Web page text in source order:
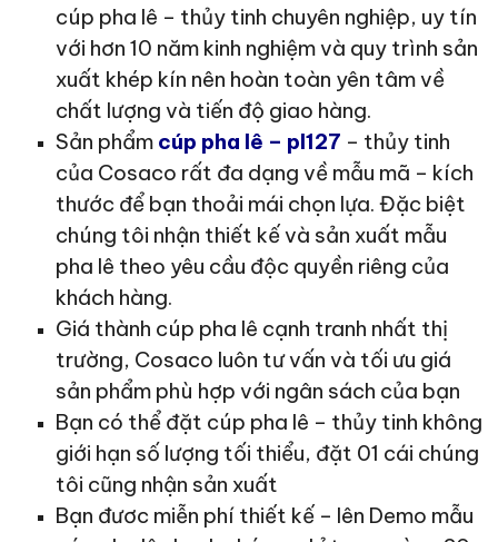
cúp pha lê – thủy tinh chuyên nghiệp, uy tín
với hơn 10 năm kinh nghiệm và quy trình sản
xuất khép kín nên hoàn toàn yên tâm về
chất lượng và tiến độ giao hàng.
Sản phẩm cúp pha lê – pl127 – thủy tinh
của Cosaco rất đa dạng về mẫu mã – kích
thước để bạn thoải mái chọn lựa. Đặc biệt
chúng tôi nhận thiết kế và sản xuất mẫu
pha lê theo yêu cầu độc quyền riêng của
khách hàng.
Giá thành cúp pha lê cạnh tranh nhất thị
trường, Cosaco luôn tư vấn và tối ưu giá
sản phẩm phù hợp với ngân sách của bạn
Bạn có thể đặt cúp pha lê – thủy tinh không
giới hạn số lượng tối thiểu, đặt 01 cái chúng
tôi cũng nhận sản xuất
Bạn đươc miễn phí thiết kế – lên Demo mẫu